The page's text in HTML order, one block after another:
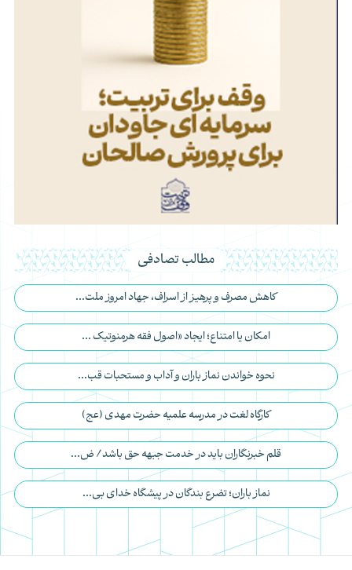
مطالب تصادفی
کاهش مصرف و پرهیز از اسراف، جهاد امروز ملت...
امکان یا امتناع؛ ایجاد «اصول فقه هرمنوتیک ...
نحوه خواندن نماز باران و آداب و مستحبات قب...
کارگاه لغت در مدرسه علمیه حضرت مهدی (عج)
قلم خبرنگاران باید در خدمت جبهه حق باشد/ ض...
نماز باران؛ تضرع بندگان در پیشگاه خدای بی‌...